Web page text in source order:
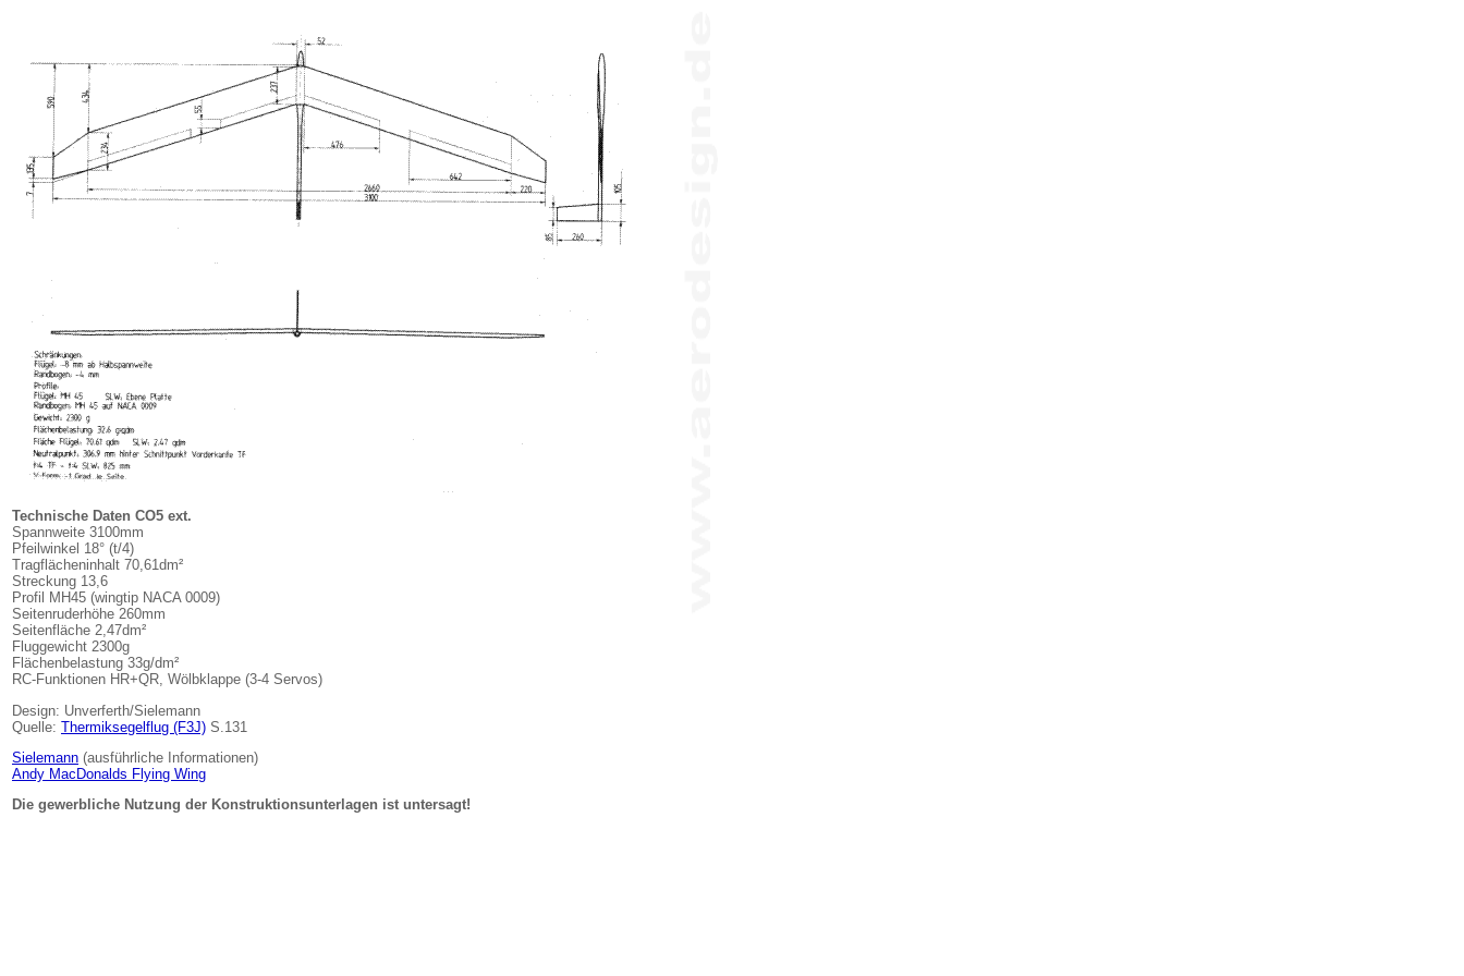
Technische Daten CO5 ext.
Spannweite 3100mm
Pfeilwinkel 18° (t/4)
Tragflächeninhalt 70,61dm²
Streckung 13,6
Profil MH45 (wingtip NACA 0009)
Seitenruderhöhe 260mm
Seitenfläche 2,47dm²
Fluggewicht 2300g
Flächenbelastung 33g/dm²
RC-Funktionen HR+QR, Wölbklappe (3-4 Servos)
Design: Unverferth/Sielemann
Quelle: Thermiksegelflug (F3J) S.131
Sielemann (ausführliche Informationen)
Andy MacDonalds Flying Wing
Die gewerbliche Nutzung der Konstruktionsunterlagen ist untersagt!